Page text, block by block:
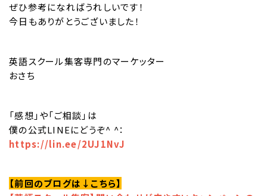
ぜひ参考になればうれしいです！
今日もありがとうございました！
英語スクール集客専門のマーケッター
おさち
「感想」や「ご相談」は
僕の公式LINEにどうぞ^ ^：
https://lin.ee/2UJ1NvJ
【前回のブログは↓こちら】